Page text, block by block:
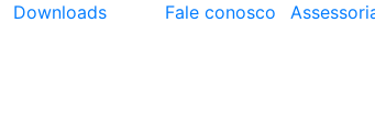
Downloads
Fale conosco